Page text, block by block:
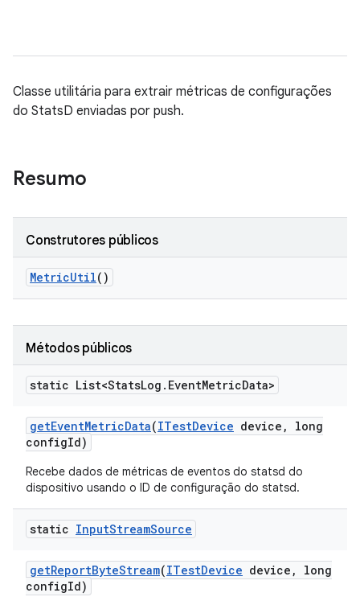
Classe utilitária para extrair métricas de configurações
do StatsD enviadas por push.
Resumo
Construtores públicos
MetricUtil()
Métodos públicos
static List<StatsLog . EventMetricData>
getEventMetricData(ITestDevice device ,
long
configId)
Recebe dados de métricas de eventos do statsd do
dispositivo usando o ID de configuração do statsd.
static InputStreamSource
getReportByteStream(ITestDevice device ,
long
configId)